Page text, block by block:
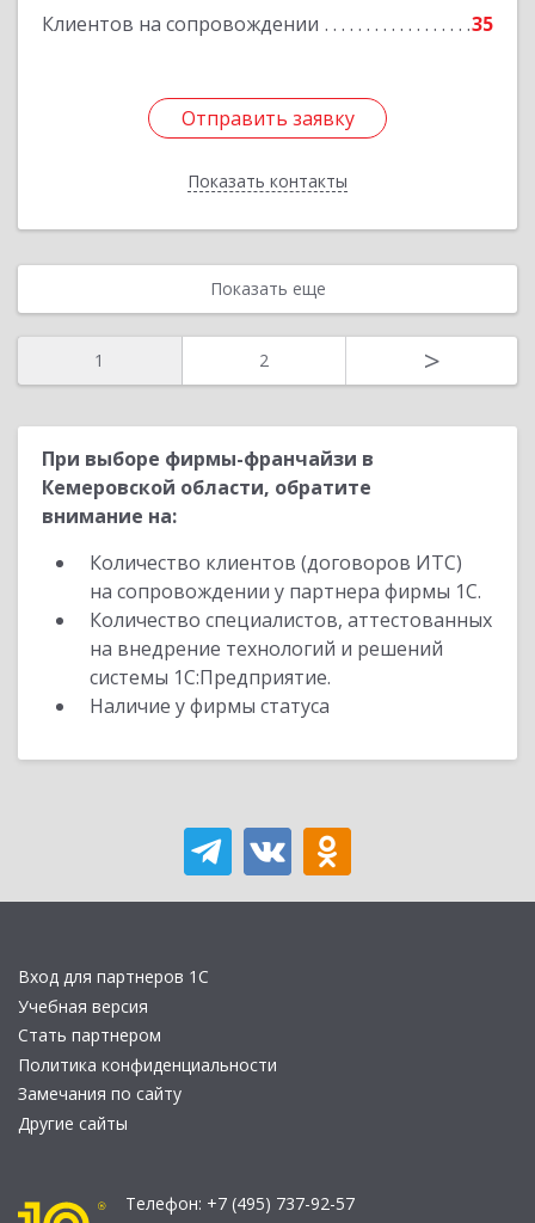
Клиентов на сопровождении 35
Отправить заявку
Показать контакты
Отправить заявку
Назад
Показать еще
1 2 >
При выборе фирмы-франчайзи в
Кемеровской области, обратите
внимание на:
Количество клиентов (договоров ИТС)
на сопровождении у партнера фирмы 1С.
Количество специалистов, аттестованных
на внедрение технологий и решений
системы 1С:Предприятие.
Наличие у фирмы статуса
Вход для партнеров 1С
Учебная версия
Стать партнером
Политика конфиденциальности
Замечания по сайту
Другие сайты
Телефон: +7 (495) 737-92-57